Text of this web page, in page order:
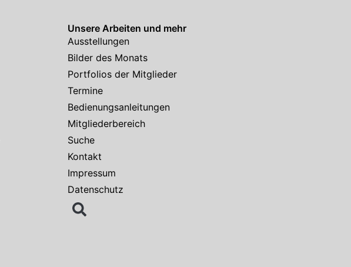
Unsere Arbeiten und mehr
Ausstellungen
Bilder des Monats
Portfolios der Mitglieder
Termine
Bedienungsanleitungen
Mitgliederbereich
Suche
Kontakt
Impressum
Datenschutz